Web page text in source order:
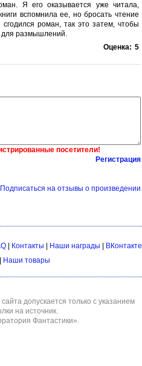
Я его оказывается уже читала,
вспомнила ее, но бросать чтение
роман, так это затем, чтобы
для размышлений.
Оценка: 5
посетители!
Регистрация
Подписаться на отзывы о произведении
| Контакты Наши награды
ВКонтакте
Наши товары
допускается только с указанием
на источник.
Фантастики».